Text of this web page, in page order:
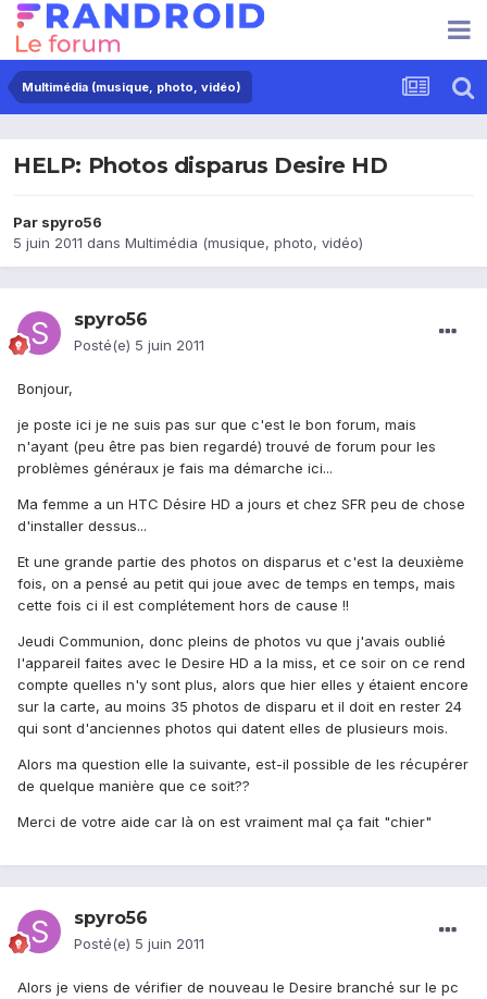
Multimédia (musique, photo, vidéo)
HELP: Photos disparus Desire HD
Par spyro56
5 juin 2011 dans Multimédia (musique, photo, vidéo)
spyro56
Posté(e) 5 juin 2011
Bonjour,
je poste ici je ne suis pas sur que c'est le bon forum, mais
n'ayant (peu être pas bien regardé) trouvé de forum pour les
problèmes généraux je fais ma démarche ici...
Ma femme a un HTC Désire HD a jours et chez SFR peu de chose
d'installer dessus...
Et une grande partie des photos on disparus et c'est la deuxième
fois, on a pensé au petit qui joue avec de temps en temps, mais
cette fois ci il est complétement hors de cause !!
Jeudi Communion, donc pleins de photos vu que j'avais oublié
l'appareil faites avec le Desire HD a la miss, et ce soir on ce rend
compte quelles n'y sont plus, alors que hier elles y étaient encore
sur la carte, au moins 35 photos de disparu et il doit en rester 24
qui sont d'anciennes photos qui datent elles de plusieurs mois.
Alors ma question elle la suivante, est-il possible de les récupérer
de quelque manière que ce soit??
Merci de votre aide car là on est vraiment mal ça fait "chier"
spyro56
Posté(e) 5 juin 2011
Alors je viens de vérifier de nouveau le Desire branché sur le pc